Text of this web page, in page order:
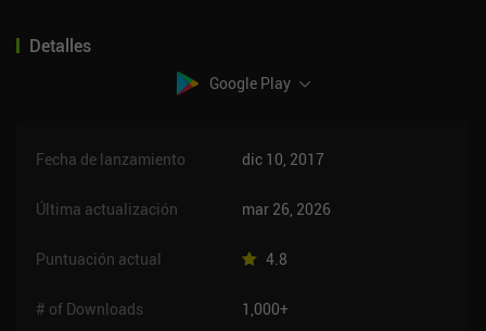
Detalles
Google Play
Fecha de lanzamiento dic 10, 2017
Última actualización mar 26, 2026
Puntuación actual 4.8
# of Downloads 1,000+